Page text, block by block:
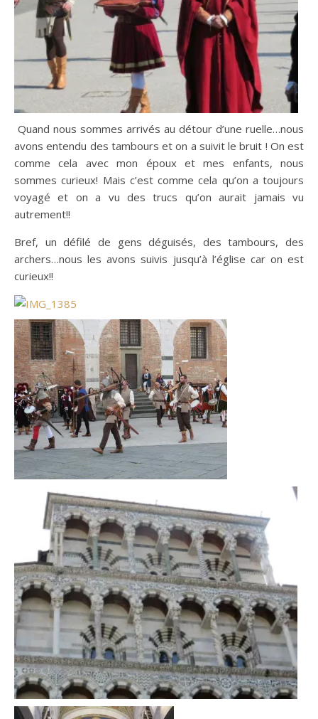
Quand nous sommes arrivés au détour d’une ruelle…nous
avons entendu des tambours et on a suivit le bruit ! On est
comme cela avec mon époux et mes enfants, nous
sommes curieux! Mais c’est comme cela qu’on a toujours
voyagé et on a vu des trucs qu’on aurait jamais vu
autrement!!
Bref, un défilé de gens déguisés, des tambours, des
archers…nous les avons suivis jusqu’à l’église car on est
curieux!!